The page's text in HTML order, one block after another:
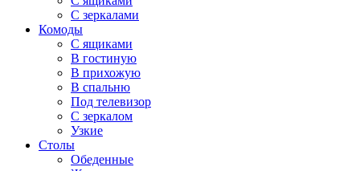
С зеркалами
Комоды
С ящиками
В гостиную
В прихожую
В спальню
Под телевизор
С зеркалом
Узкие
Столы
Обеденные